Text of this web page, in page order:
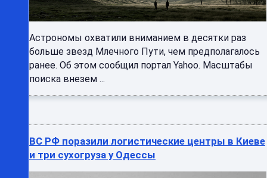
Астрономы охватили вниманием в десятки раз
больше звезд Млечного Пути, чем предполагалось
ранее. Об этом сообщил портал Yahoo. Масштабы
поиска внезем ...
ВС РФ поразили логистические центры в Киеве
и три сухогруза у Одессы